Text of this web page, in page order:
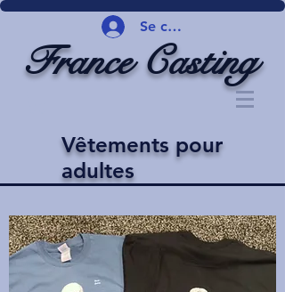
Se connecter
France Casting
Vêtements pour
adultes